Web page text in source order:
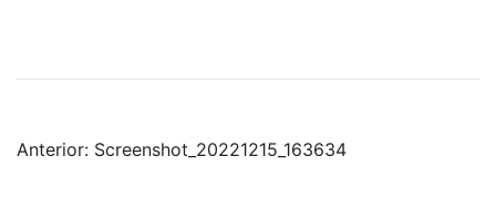
Anterior: Screenshot_20221215_163634